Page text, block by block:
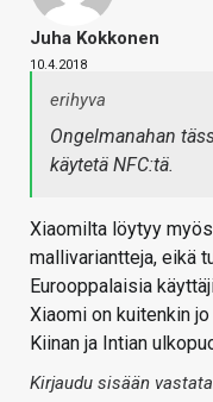
Juha Kokkonen
10.4.2018
erihyva
Ongelmanahan
käytetä NFC:tä.
Xiaomilta löytyy
mallivariantteja, eikä
Eurooppalaisia
Xiaomi on kuitenkin
Kiinan ja Intian
Kirjaudu sisään